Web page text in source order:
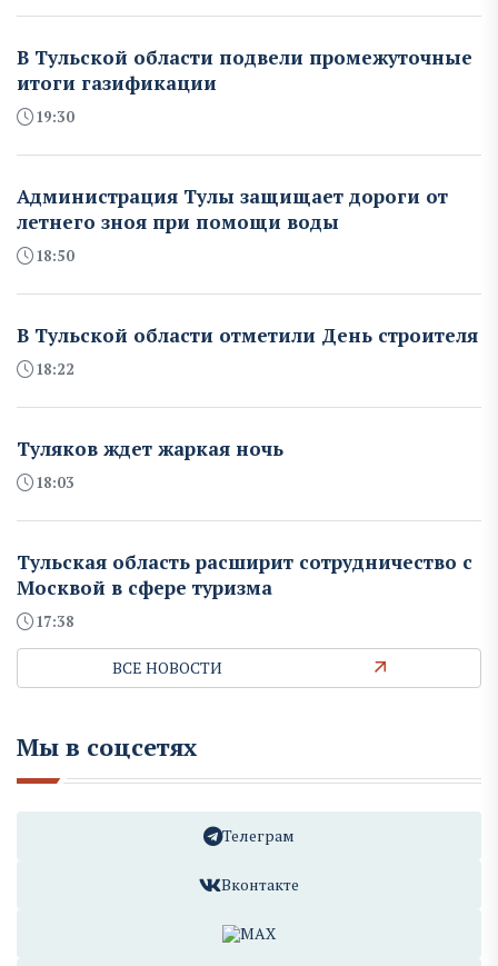
В Тульской области подвели промежуточные
итоги газификации
19:30
Администрация Тулы защищает дороги от
летнего зноя при помощи воды
18:50
В Тульской области отметили День строителя
18:22
Туляков ждет жаркая ночь
18:03
Тульская область расширит сотрудничество с
Москвой в сфере туризма
17:38
ВСЕ НОВОСТИ
Мы в соцсетях
Телеграм
Вконтакте
MAX